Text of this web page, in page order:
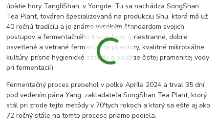
úpätie hory TangliShan, v Yongde. Tu sa nachádza SongShan
Tea Plant, továren špecializovaná na produkciu Shu, ktorá má už
40 ročnú tradíciu a je známa vysokým štandardom svojich
postupov a fermentačného know-how (priestranné, dobre
osvetlené a vetrané fermentačné priestory, kvalitné mikrobiálne
kultúry, prísne hygienické zásady a použitie čistej pramenitej vody
pri fermentacií).
Fermentačný proces prebehol v polke Apríla 2024 a trval 35 dní
pod vedením pána Yang, zakladateľa SongShan Tea Plant, ktorý
stál pri zrode tejto metódy v 70'tych rokoch a ktorý sa ešte aj ako
72 ročný stále na tomto procese priamo podiela.